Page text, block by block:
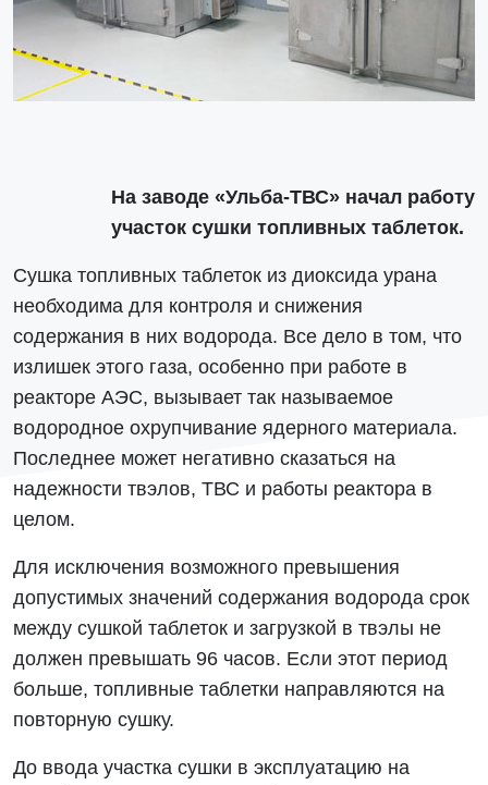
На заводе «Ульба-ТВС» начал работу
участок сушки топливных таблеток.
Сушка топливных таблеток из диоксида урана
необходима для контроля и снижения
содержания в них водорода. Все дело в том, что
излишек этого газа, особенно при работе в
реакторе АЭС, вызывает так называемое
водородное охрупчивание ядерного материала.
Последнее может негативно сказаться на
надежности твэлов, ТВС и работы реактора в
целом.
Для исключения возможного превышения
допустимых значений содержания водорода срок
между сушкой таблеток и загрузкой в твэлы не
должен превышать 96 часов. Если этот период
больше, топливные таблетки направляются на
повторную сушку.
До ввода участка сушки в эксплуатацию на